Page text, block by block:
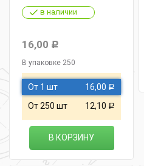
в наличии
16,00 Р
В упаковке 250
От 1 шт 16,00 Р
От 250 шт 12,10 Р
В КОРЗИНУ